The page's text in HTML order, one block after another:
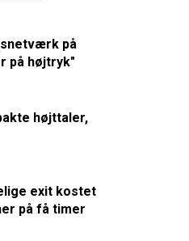
på
på højtryk"
højttaler,
exit kostet
på få timer